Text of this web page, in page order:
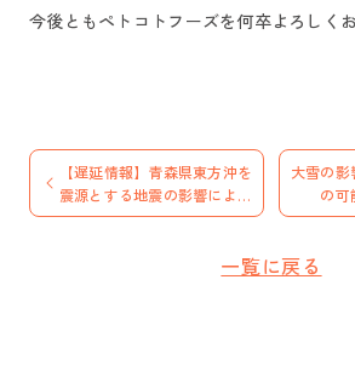
今後ともペトコトフーズを何卒よろしく
【遅延情報】青森県東方沖を
震源とする地震の影響による
お荷物のお届け遅延について
一覧に戻る
大雪の
の可